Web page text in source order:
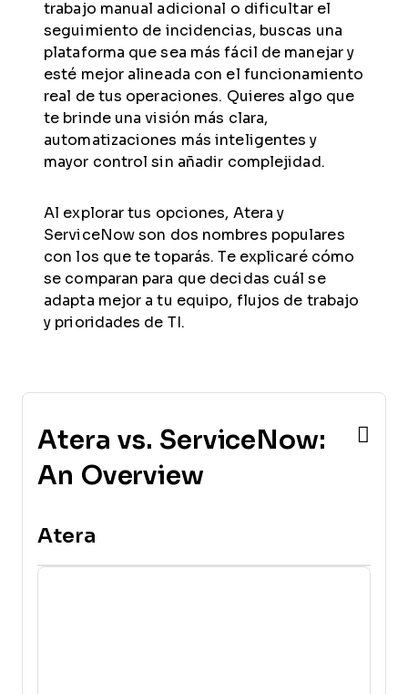
trabajo manual adicional o dificultar el
seguimiento de incidencias, buscas una
plataforma que sea más fácil de manejar y
esté mejor alineada con el funcionamiento
real de tus operaciones. Quieres algo que
te brinde una visión más clara,
automatizaciones más inteligentes y
mayor control sin añadir complejidad.
Al explorar tus opciones, Atera y
ServiceNow son dos nombres populares
con los que te toparás. Te explicaré cómo
se comparan para que decidas cuál se
adapta mejor a tu equipo, flujos de trabajo
y prioridades de TI.
Atera vs. ServiceNow:
An Overview
Atera